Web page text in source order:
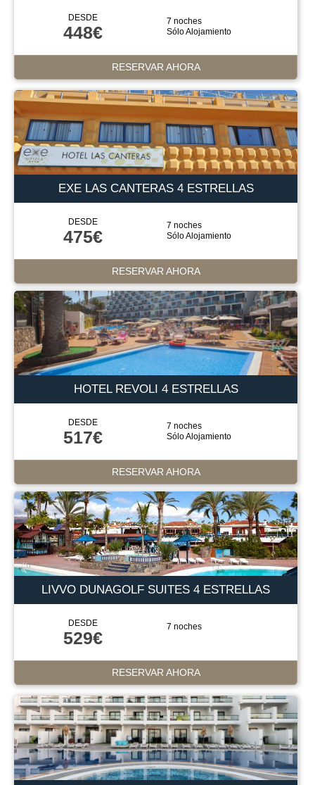
DESDE
448€
7 noches
Sólo Alojamiento
RESERVAR AHORA
EXE LAS CANTERAS 4 ESTRELLAS
DESDE
475€
7 noches
Sólo Alojamiento
RESERVAR AHORA
HOTEL REVOLI 4 ESTRELLAS
DESDE
517€
7 noches
Sólo Alojamiento
RESERVAR AHORA
LIVVO DUNAGOLF SUITES 4 ESTRELLAS
DESDE
529€
7 noches
RESERVAR AHORA